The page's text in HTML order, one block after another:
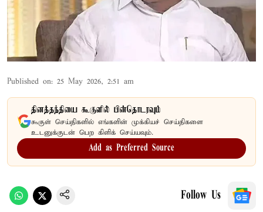
Published on: 25 May 2026, 2:51 am
தினத்தந்தியை கூகுளில் பின்தொடரவும்
கூகுள் செய்திகளில் எங்களின் முக்கியச் செய்திகளை
உடனுக்குடன் பெற கிளிக் செய்யவும்.
Add as Preferred Source
Follow Us